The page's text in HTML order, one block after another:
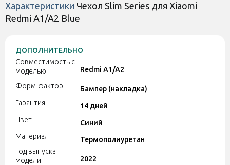
Характеристики Чехол Slim Series для Xiaomi
Redmi A1/A2 Blue
ДОПОЛНИТЕЛЬНО
Совместимость с
моделью
Redmi A1/A2
Форм-фактор
Бампер (накладка)
Гарантия
14 дней
Цвет
Синий
Материал
Термополиуретан
Год выпуска
модели
2022